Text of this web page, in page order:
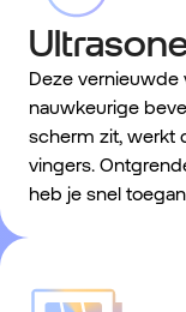
Deze
nauwkeurige
scherm zit, werkt
vingers.
heb je snel